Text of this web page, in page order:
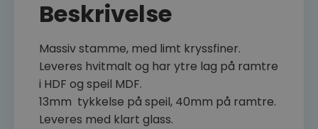
Beskrivelse
Massiv stamme, med limt kryssfiner.
Leveres hvitmalt og har ytre lag på ramtre
i HDF og speil MDF.
13mm tykkelse på speil, 40mm på ramtre.
Leveres med klart glass.